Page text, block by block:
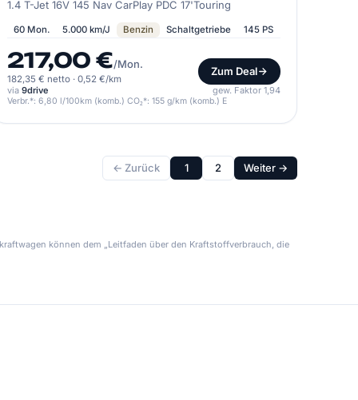
1.4 T-Jet 16V 145 Nav CarPlay PDC 17'Touring
60 Mon. 5.000 km/J Benzin Schaltgetriebe 145 PS
217,00 €/Mon.
182,35 € netto · 0,52 €/km
Zum Deal
via 9drive gew. Faktor 1,94
Verbr.*: 6,80 l/100km (komb.) CO₂*: 155 g/km (komb.) E
← Zurück 1 2 Weiter →
können dem „Leitfaden über den Kraftstoffverbrauch, die